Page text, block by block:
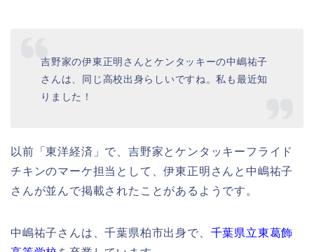
吉野家の伊東正明さんとケンタッキーの中嶋祐子
さんは、同じ高校出身らしいですね。私も最近知
りました！
以前「東洋経済」で、吉野家とケンタッキーフライド
チキンのマーケ担当として、伊東正明さんと中嶋祐子
さんが並んで掲載されたことがあるようです。
中嶋祐子さんは、千葉県柏市出身で、 千葉県立東葛飾